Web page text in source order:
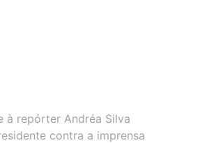
à repórter Andréa Silva
contra a imprensa